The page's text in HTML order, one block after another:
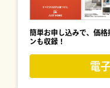
簡単お申し込みで、価
ンも収録！
電